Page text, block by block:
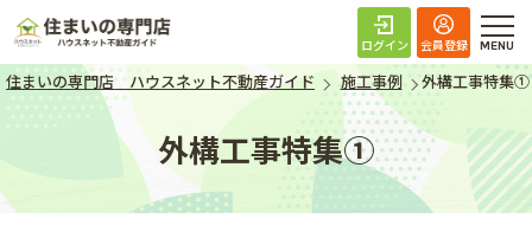
住まいの専門店 ハ
ログイン 会員登録
住まいの専門店 ハウスネット不動産ガイド 施工事例 外構工事特集①
外構工事特集①